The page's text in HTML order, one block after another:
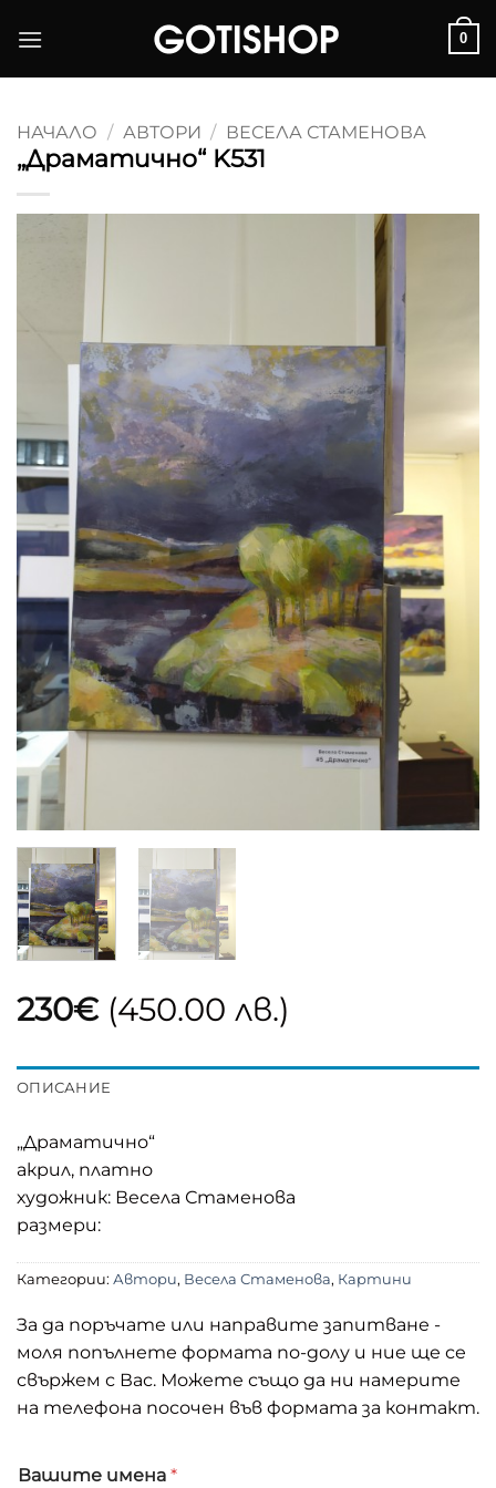
0
НАЧАЛО / АВТОРИ / ВЕСЕЛА СТАМЕНОВА
„Драматично“ K531
230€ (450.00 лв.)
ОПИСАНИЕ
„Драматично“
акрил, платно
художник: Весела Стаменова
размери:
Категории: Автори, Весела Стаменова, Картини
За да поръчате или направите запитване -
моля попълнете формата по-долу и ние ще се
свържем с Вас. Можете също да ни намерите
на телефона посочен във формата за контакт.
Вашите имена *